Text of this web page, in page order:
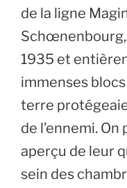
de la ligne
1935 et
immenses
terre
de l’ennemi.
aperçu de leur
sein des